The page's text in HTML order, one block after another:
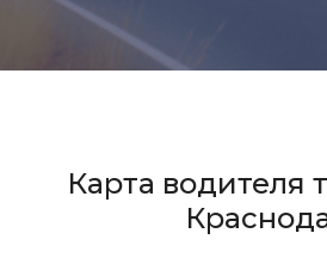
Карта водителя